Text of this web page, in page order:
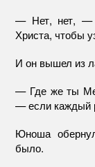
— Нет, нет, —
Христа, чтобы
И он вышел из
— Где же ты
— если каждый
Юноша
было.